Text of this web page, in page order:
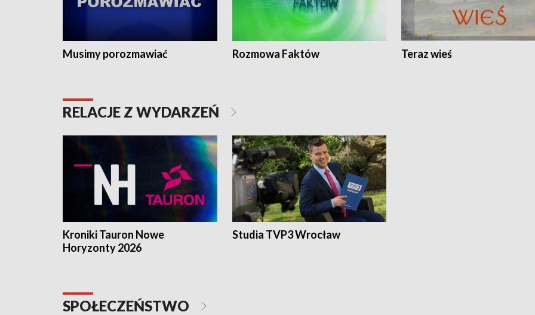
Musimy porozmawiać Rozmowa Faktów Teraz wieś
RELACJE Z WYDARZEŃ
Kroniki Tauron Nowe
Horyzonty 2026
Studia TVP3 Wrocław
SPOŁECZEŃSTWO